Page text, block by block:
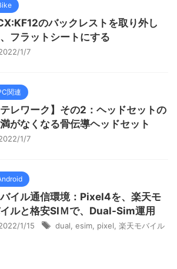
のバックレストを取り外し
フラットシートにする
1/7
関連
テレワーク】その2：ヘッドセットの
がなくなる骨伝導ヘッドセット
1/7
イル通信環境：Pixel4を、楽天モ
ルと格安SIＭで、Dual-Sim運用
1/15 dual esim pixel 楽天モバイル